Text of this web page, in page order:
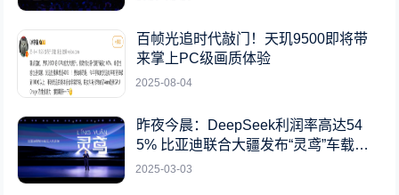
百帧光追时代敲门！天玑9500即将带
来掌上PC级画质体验
2025-08-04
昨夜今晨：DeepSeek利润率高达54
5% 比亚迪联合大疆发布“灵鸢”车载无
人机系统
2025-03-03